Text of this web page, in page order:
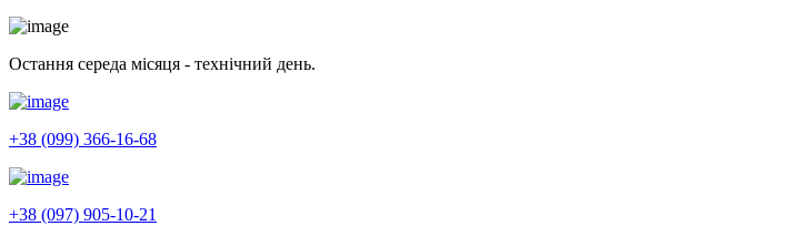
Остання середа місяця - технічний день.
+38 (099) 366-16-68
+38 (097) 905-10-21